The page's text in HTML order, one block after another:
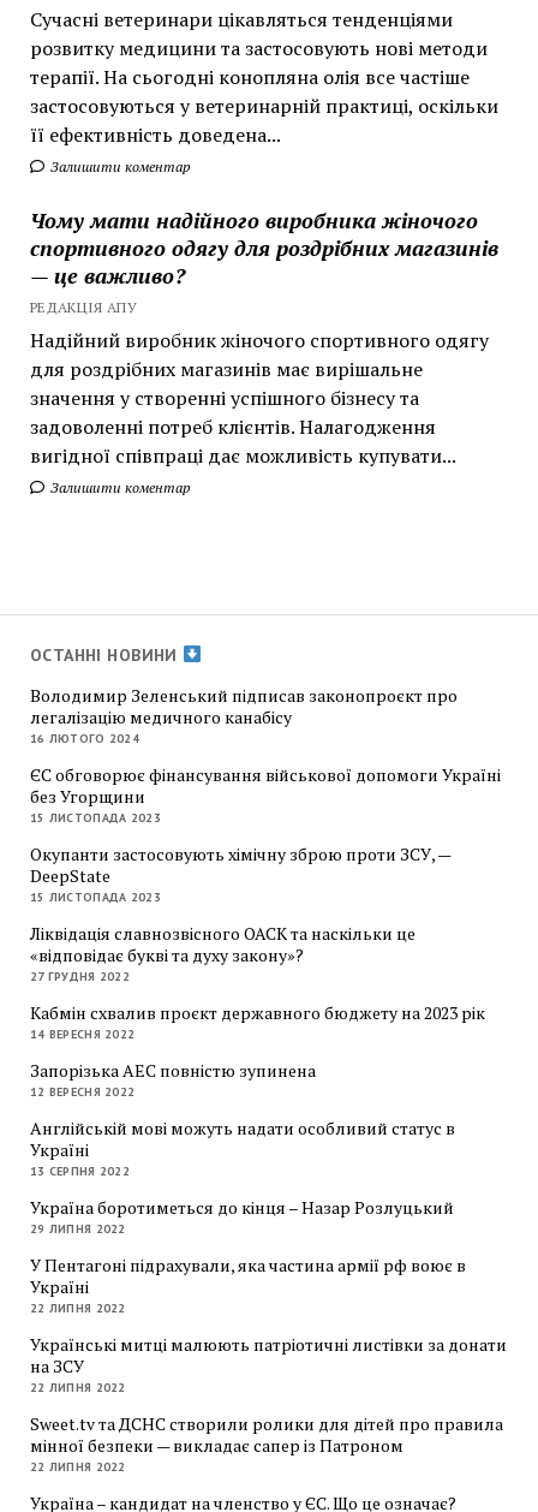
Сучасні ветеринари цікавляться тенденціями
розвитку медицини та застосовують нові методи
терапії. На сьогодні конопляна олія все частіше
застосовуються у ветеринарній практиці, оскільки
її ефективність доведена...
Залишити коментар
Чому мати надійного виробника жіночого
спортивного одягу для роздрібних магазинів
— це важливо?
РЕДАКЦІЯ АПУ
Надійний виробник жіночого спортивного одягу
для роздрібних магазинів має вирішальне
значення у створенні успішного бізнесу та
задоволенні потреб клієнтів. Налагодження
вигідної співпраці дає можливість купувати...
Залишити коментар
ОСТАННІ НОВИНИ
Володимир Зеленський підписав законопроєкт про
легалізацію медичного канабісу
16 ЛЮТОГО 2024
ЄС обговорює фінансування військової допомоги Україні
без Угорщини
15 ЛИСТОПАДА 2023
Окупанти застосовують хімічну зброю проти ЗСУ, —
DeepState
15 ЛИСТОПАДА 2023
Ліквідація славнозвісного ОАСК та наскільки це
«відповідає букві та духу закону»?
27 ГРУДНЯ 2022
Кабмін схвалив проєкт державного бюджету на 2023 рік
14 ВЕРЕСНЯ 2022
Запорізька АЕС повністю зупинена
12 ВЕРЕСНЯ 2022
Англійській мові можуть надати особливий статус в
Україні
13 СЕРПНЯ 2022
Україна боротиметься до кінця – Назар Розлуцький
29 ЛИПНЯ 2022
У Пентагоні підрахували, яка частина армії рф воює в
Україні
22 ЛИПНЯ 2022
Українські митці малюють патріотичні листівки за донати
на ЗСУ
22 ЛИПНЯ 2022
Sweet.tv та ДСНС створили ролики для дітей про правила
мінної безпеки — викладає сапер із Патроном
22 ЛИПНЯ 2022
Україна – кандидат на членство у ЄС. Що це означає?